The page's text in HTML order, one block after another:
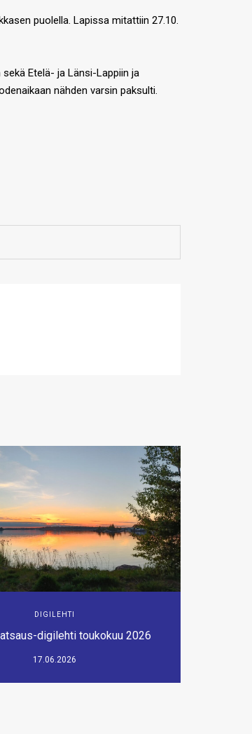
puolella. Lapissa mitattiin 27.10.
Etelä- ja Länsi-Lappiin ja
nähden varsin paksulti.
DIGILEHTI
digilehti toukokuu 2026
17.06.2026